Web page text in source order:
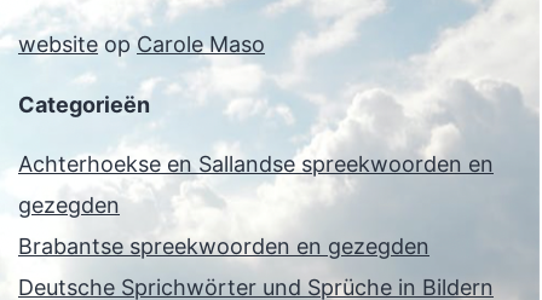
website op Carole Maso
Categorieën
Achterhoekse en Sallandse spreekwoorden en
gezegden
Brabantse spreekwoorden en gezegden
Deutsche Sprichwörter und Sprüche in Bildern